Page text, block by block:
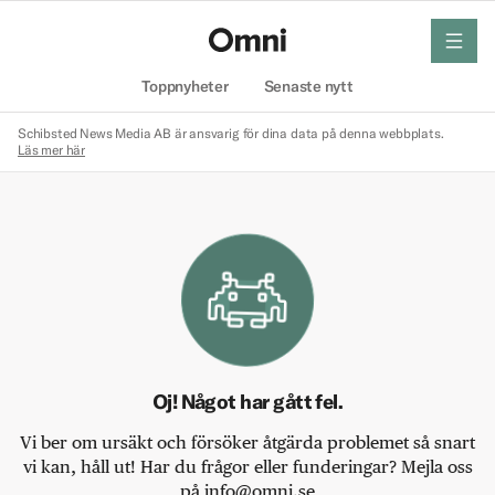
Toppnyheter Senaste nytt
meny
Schibsted News Media AB är ansvarig för dina data på denna webbplats.
Läs mer här
Oj! Något har gått fel.
Vi ber om ursäkt och försöker åtgärda problemet så snart
vi kan, håll ut! Har du frågor eller funderingar? Mejla oss